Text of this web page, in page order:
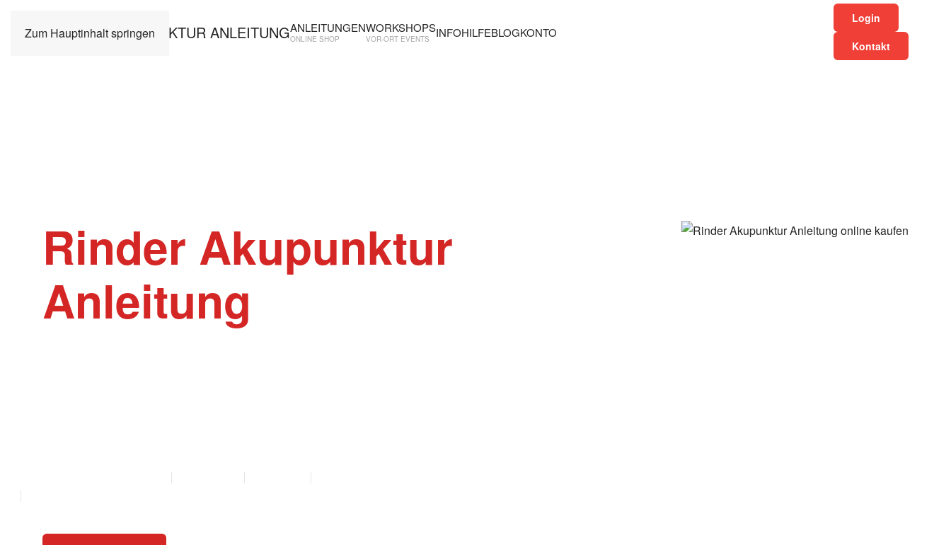
Zum Hauptinhalt springen ANLEITUNGEN
ONLINE SHOP
WORKSHOPS
VOR-ORT EVENTS INFOHILFEBLOGKONTO
Login
Kontakt
Rinder Akupunktur
Anleitung